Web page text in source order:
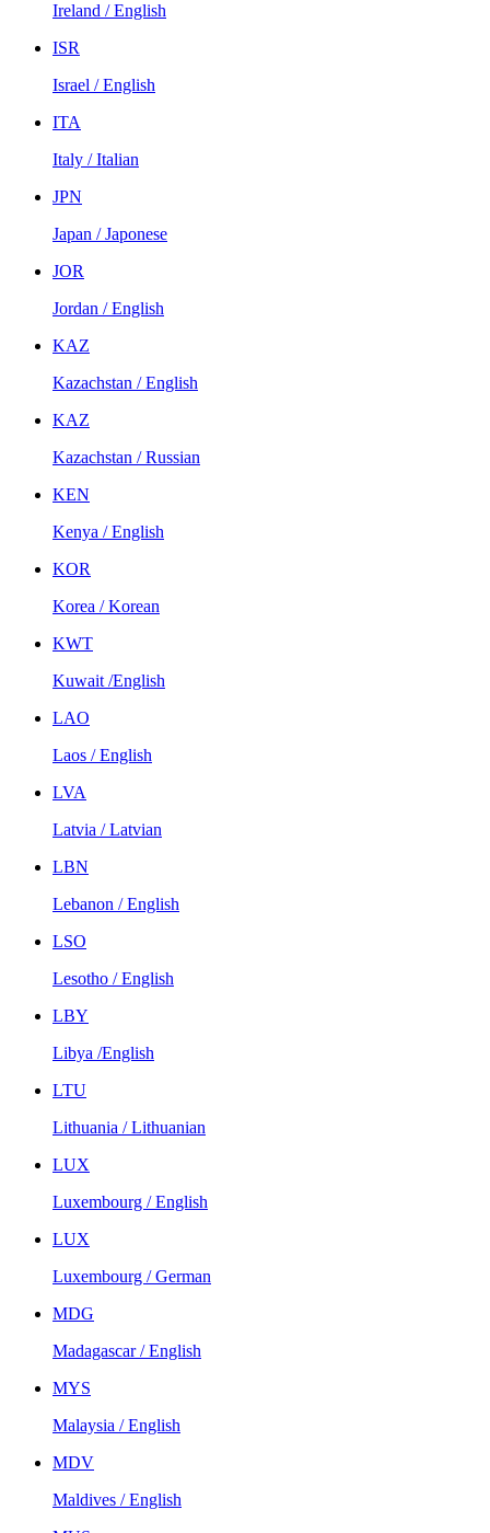
Ireland / English
ISR
Israel / English
ITA
Italy / Italian
JPN
Japan / Japonese
JOR
Jordan / English
KAZ
Kazachstan / English
KAZ
Kazachstan / Russian
KEN
Kenya / English
KOR
Korea / Korean
KWT
Kuwait /English
LAO
Laos / English
LVA
Latvia / Latvian
LBN
Lebanon / English
LSO
Lesotho / English
LBY
Libya /English
LTU
Lithuania / Lithuanian
LUX
Luxembourg / English
LUX
Luxembourg / German
MDG
Madagascar / English
MYS
Malaysia / English
MDV
Maldives / English